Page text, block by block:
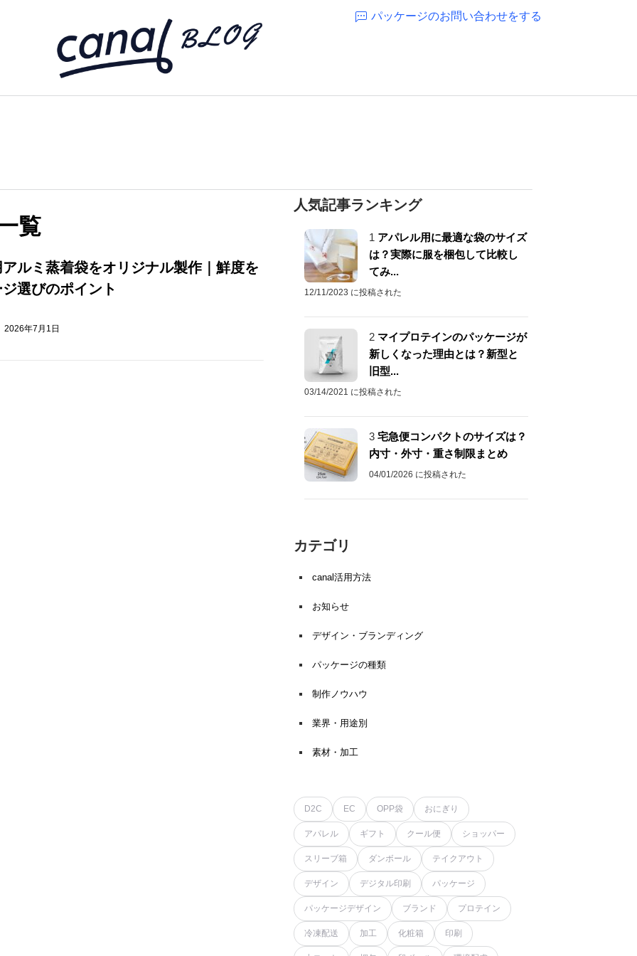
パッケージのお問い合わせをする
覧
ルミ蒸着袋をオリジナル製作｜鮮度を
選びのポイント
2026年7月1日
人気記事ランキング
1 アパレル用に最適な袋のサイズ
は？実際に服を梱包して比較し
てみ...
12/11/2023 に投稿された
2 マイプロテインのパッケージが
新しくなった理由とは？新型と
旧型...
03/14/2021 に投稿された
3 宅急便コンパクトのサイズは？
内寸・外寸・重さ制限まとめ
04/01/2026 に投稿された
カテゴリ
canal活用方法
お知らせ
デザイン・ブランディング
パッケージの種類
制作ノウハウ
業界・用途別
素材・加工
D2C EC OPP袋 おにぎり
アパレル ギフト クール便 ショッパー
スリーブ箱 ダンボール テイクアウト
デザイン デジタル印刷 パッケージ
パッケージデザイン ブランド プロテイン
冷凍配送 加工 化粧箱 印刷